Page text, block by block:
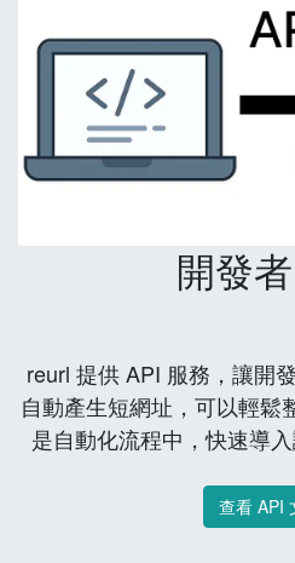
開發
reurl 提供 API 服務，讓開
自動產生短網址，可以輕鬆
是自動化流程中，快速導
查看 API